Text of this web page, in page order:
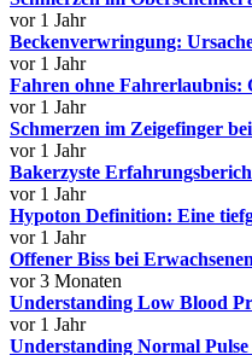
vor 1 Jahr
Beckenverwringung:
vor 1 Jahr
Fahren ohne Fahrerlaubnis:
vor 1 Jahr
Schmerzen im Zeigefinger
vor 1 Jahr
Bakerzyste
vor 1 Jahr
Hypoton Definition: Eine
vor 1 Jahr
Offener Biss bei
vor 3 Monaten
Understanding Low Blood
vor 1 Jahr
Understanding Normal